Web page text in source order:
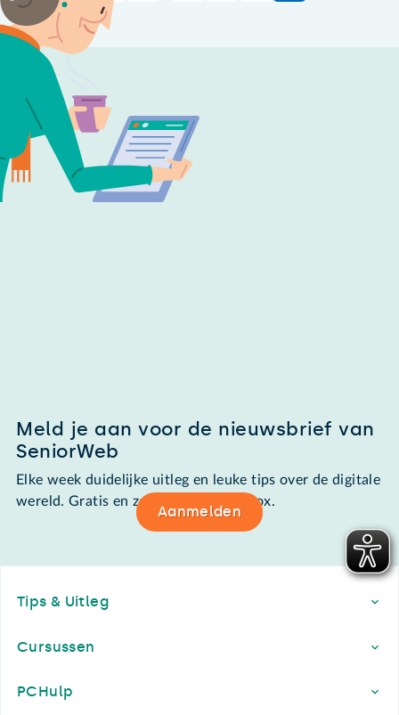
Meld je aan voor de nieuwsbrief van
SeniorWeb
Elke week duidelijke uitleg en leuke tips over de digitale
wereld. Gratis en zomaar in de mailbox.
Aanmelden
Tips & Uitleg
Cursussen
PCHulp